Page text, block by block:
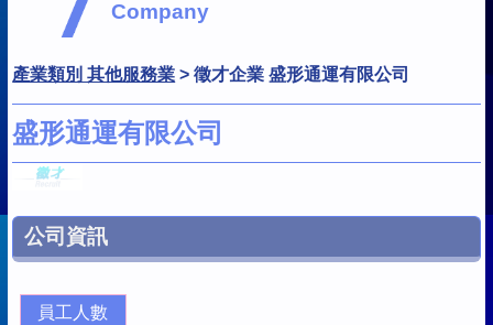
Company
產業類別 其他服務業 >徵才企業 盛形通運有限公司
盛形通運有限公司
公司資訊
員工人數